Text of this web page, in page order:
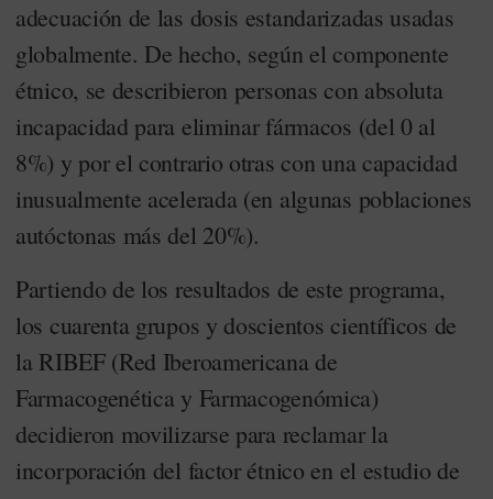
adecuación de las dosis estandarizadas usadas
globalmente. De hecho, según el componente
étnico, se describieron personas con absoluta
incapacidad para eliminar fármacos (del 0 al
8%) y por el contrario otras con una capacidad
inusualmente acelerada (en algunas poblaciones
autóctonas más del 20%).
Partiendo de los resultados de este programa,
los cuarenta grupos y doscientos científicos de
la RIBEF (Red Iberoamericana de
Farmacogenética y Farmacogenómica)
decidieron movilizarse para reclamar la
incorporación del factor étnico en el estudio de